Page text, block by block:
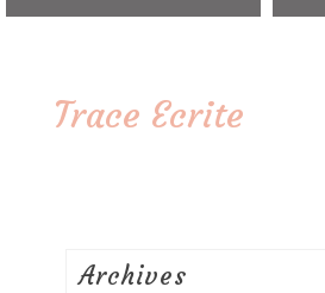
Trace Ecrite
Archives